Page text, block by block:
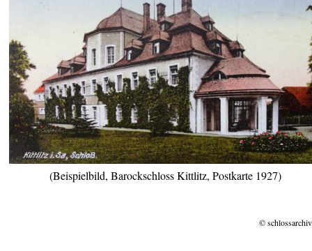
(Beispielbild, Barockschloss Kittlitz, Postkarte 1927)
©